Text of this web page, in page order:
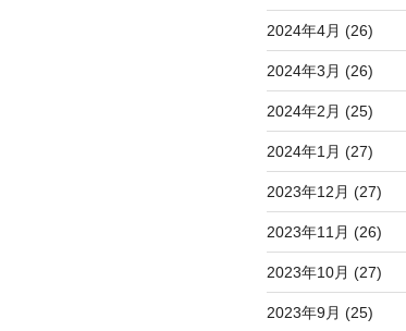
2024年4月 (26)
2024年3月 (26)
2024年2月 (25)
2024年1月 (27)
2023年12月 (27)
2023年11月 (26)
2023年10月 (27)
2023年9月 (25)